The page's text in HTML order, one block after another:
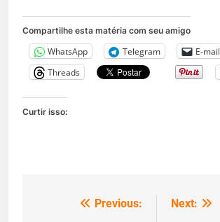
Compartilhe esta matéria com seu amigo
WhatsApp Telegram
E-mail
Threads
Curtir isso:
Navegação
Previous:
Next: